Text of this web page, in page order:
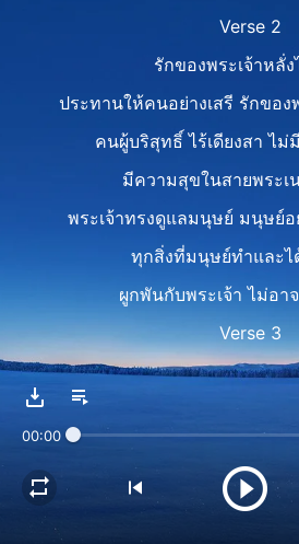
Verse 2
รักของพระเจ้าหลั่
ประทานให้คนอย่างเสรี รักของ
คนผู้บริสุทธิ์ ไร้เดียงสา ไม่
มีความสุขในสายพระเ
พระเจ้าทรงดูแลมนุษย์ มนุษย์
ทุกสิ่งที่มนุษย์ทำและไ
ผูกพันกับพระเจ้า ไม่อา
Verse 3
จากแรกที่พระเจ้าได้ทรง
นั่นคือการที่พระองค์ทรงป
00:00